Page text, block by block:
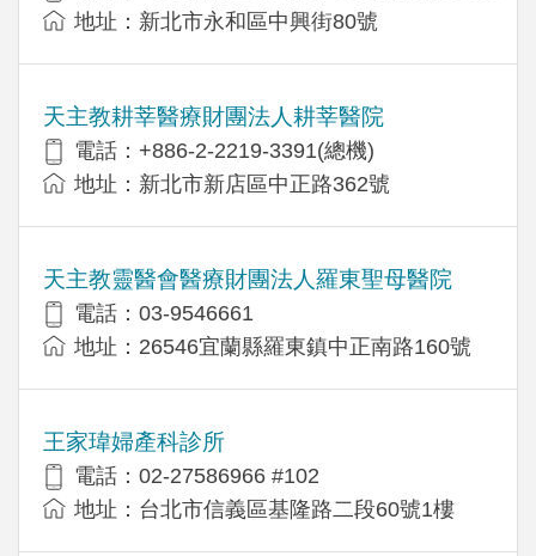
地址：新北市永和區中興街80號
天主教耕莘醫療財團法人耕莘醫院
電話：+886-2-2219-3391(總機)
地址：新北市新店區中正路362號
天主教靈醫會醫療財團法人羅東聖母醫院
電話：03-9546661
地址：26546宜蘭縣羅東鎮中正南路160號
王家瑋婦產科診所
電話：02-27586966 #102
地址：台北市信義區基隆路二段60號1樓